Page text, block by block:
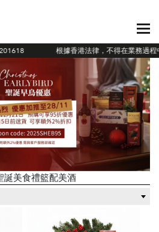
根據香港法律，不得在業務過程
誕美食禮籃配美酒